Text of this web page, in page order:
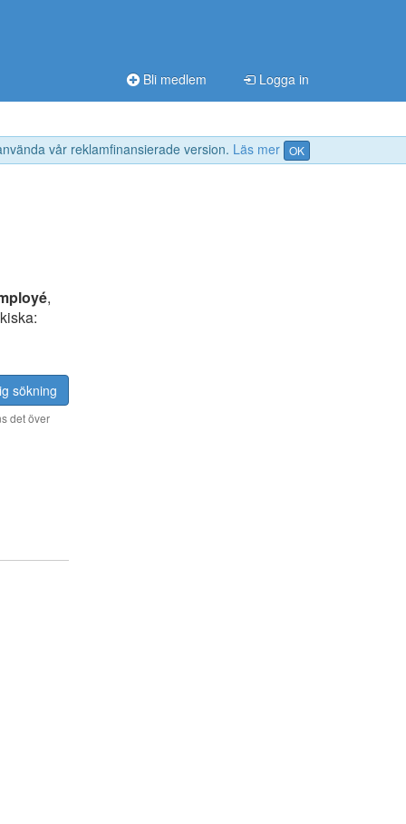
vår reklamfinansierade version. Läs mer OK
Bli medlem Logga in
,
sökning
det över